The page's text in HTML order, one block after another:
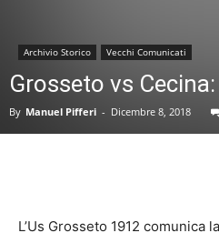
Archivio Storico Vecchi Comunicati
Grosseto vs
By Manuel Pifferi - Dicembre 8, 2018
L’Us Grosseto 1912 comunica